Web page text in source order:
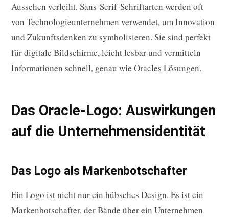
Aussehen verleiht. Sans-Serif-Schriftarten werden oft
von Technologieunternehmen verwendet, um Innovation
und Zukunftsdenken zu symbolisieren. Sie sind perfekt
für digitale Bildschirme, leicht lesbar und vermitteln
Informationen schnell, genau wie Oracles Lösungen.
Das Oracle-Logo: Auswirkungen
auf die Unternehmensidentität
Das Logo als Markenbotschafter
Ein Logo ist nicht nur ein hübsches Design. Es ist ein
Markenbotschafter, der Bände über ein Unternehmen